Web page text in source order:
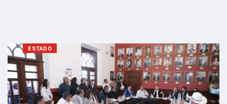
ESTADO